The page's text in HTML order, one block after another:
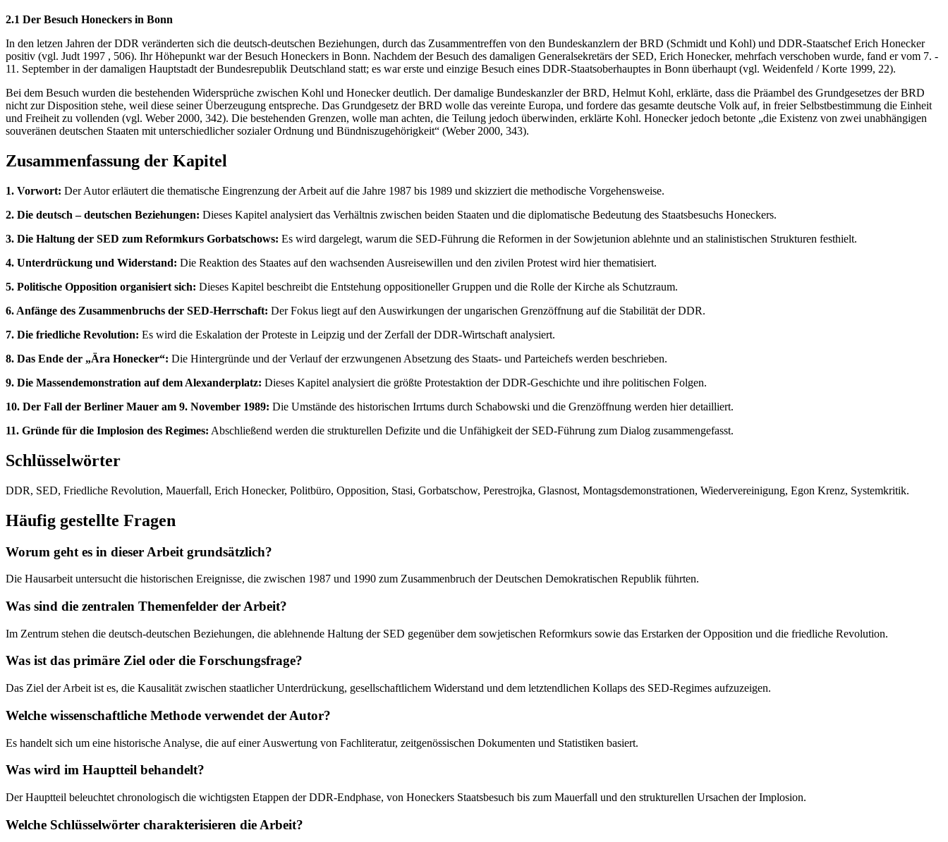
2.1 Der Besuch Honeckers in Bonn
In den letzen Jahren der DDR veränderten sich die deutsch-deutschen Beziehungen, durch das Zusammentreffen von den Bundeskanzlern der BRD (Schmidt und Kohl) und DDR-Staatschef Erich Honecker
positiv (vgl. Judt 1997 , 506). Ihr Höhepunkt war der Besuch Honeckers in Bonn. Nachdem der Besuch des damaligen Generalsekretärs der SED, Erich Honecker, mehrfach verschoben wurde, fand er vom 7. -
11. September in der damaligen Hauptstadt der Bundesrepublik Deutschland statt; es war erste und einzige Besuch eines DDR-Staatsoberhauptes in Bonn überhaupt (vgl. Weidenfeld / Korte 1999, 22).
Bei dem Besuch wurden die bestehenden Widersprüche zwischen Kohl und Honecker deutlich. Der damalige Bundeskanzler der BRD, Helmut Kohl, erklärte, dass die Präambel des Grundgesetzes der BRD
nicht zur Disposition stehe, weil diese seiner Überzeugung entspreche. Das Grundgesetz der BRD wolle das vereinte Europa, und fordere das gesamte deutsche Volk auf, in freier Selbstbestimmung die Einheit
und Freiheit zu vollenden (vgl. Weber 2000, 342). Die bestehenden Grenzen, wolle man achten, die Teilung jedoch überwinden, erklärte Kohl. Honecker jedoch betonte „die Existenz von zwei unabhängigen
souveränen deutschen Staaten mit unterschiedlicher sozialer Ordnung und Bündniszugehörigkeit“ (Weber 2000, 343).
Zusammenfassung der Kapitel
1. Vorwort: Der Autor erläutert die thematische Eingrenzung der Arbeit auf die Jahre 1987 bis 1989 und skizziert die methodische Vorgehensweise.
2. Die deutsch – deutschen Beziehungen: Dieses Kapitel analysiert das Verhältnis zwischen beiden Staaten und die diplomatische Bedeutung des Staatsbesuchs Honeckers.
3. Die Haltung der SED zum Reformkurs Gorbatschows: Es wird dargelegt, warum die SED-Führung die Reformen in der Sowjetunion ablehnte und an stalinistischen Strukturen festhielt.
4. Unterdrückung und Widerstand: Die Reaktion des Staates auf den wachsenden Ausreisewillen und den zivilen Protest wird hier thematisiert.
5. Politische Opposition organisiert sich: Dieses Kapitel beschreibt die Entstehung oppositioneller Gruppen und die Rolle der Kirche als Schutzraum.
6. Anfänge des Zusammenbruchs der SED-Herrschaft: Der Fokus liegt auf den Auswirkungen der ungarischen Grenzöffnung auf die Stabilität der DDR.
7. Die friedliche Revolution: Es wird die Eskalation der Proteste in Leipzig und der Zerfall der DDR-Wirtschaft analysiert.
8. Das Ende der „Ära Honecker“: Die Hintergründe und der Verlauf der erzwungenen Absetzung des Staats- und Parteichefs werden beschrieben.
9. Die Massendemonstration auf dem Alexanderplatz: Dieses Kapitel analysiert die größte Protestaktion der DDR-Geschichte und ihre politischen Folgen.
10. Der Fall der Berliner Mauer am 9. November 1989: Die Umstände des historischen Irrtums durch Schabowski und die Grenzöffnung werden hier detailliert.
11. Gründe für die Implosion des Regimes: Abschließend werden die strukturellen Defizite und die Unfähigkeit der SED-Führung zum Dialog zusammengefasst.
Schlüsselwörter
DDR, SED, Friedliche Revolution, Mauerfall, Erich Honecker, Politbüro, Opposition, Stasi, Gorbatschow, Perestrojka, Glasnost, Montagsdemonstrationen, Wiedervereinigung, Egon Krenz, Systemkritik.
Häufig gestellte Fragen
Worum geht es in dieser Arbeit grundsätzlich?
Die Hausarbeit untersucht die historischen Ereignisse, die zwischen 1987 und 1990 zum Zusammenbruch der Deutschen Demokratischen Republik führten.
Was sind die zentralen Themenfelder der Arbeit?
Im Zentrum stehen die deutsch-deutschen Beziehungen, die ablehnende Haltung der SED gegenüber dem sowjetischen Reformkurs sowie das Erstarken der Opposition und die friedliche Revolution.
Was ist das primäre Ziel oder die Forschungsfrage?
Das Ziel der Arbeit ist es, die Kausalität zwischen staatlicher Unterdrückung, gesellschaftlichem Widerstand und dem letztendlichen Kollaps des SED-Regimes aufzuzeigen.
Welche wissenschaftliche Methode verwendet der Autor?
Es handelt sich um eine historische Analyse, die auf einer Auswertung von Fachliteratur, zeitgenössischen Dokumenten und Statistiken basiert.
Was wird im Hauptteil behandelt?
Der Hauptteil beleuchtet chronologisch die wichtigsten Etappen der DDR-Endphase, von Honeckers Staatsbesuch bis zum Mauerfall und den strukturellen Ursachen der Implosion.
Welche Schlüsselwörter charakterisieren die Arbeit?